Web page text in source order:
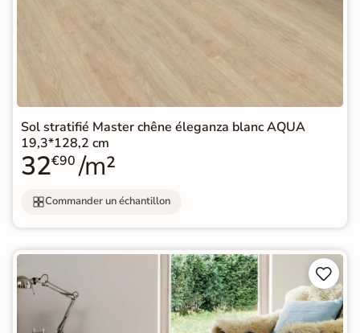
Sol stratifié Master chêne éleganza blanc AQUA
19,3*128,2 cm
32€90 /m²
Commander un échantillon

